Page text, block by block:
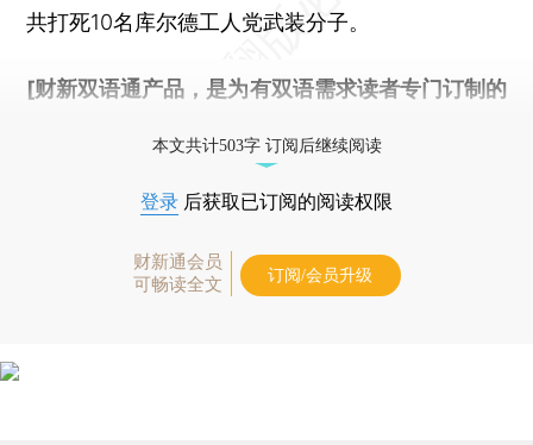
共打死10名库尔德工人党武装分子。
[财新双语通产品，是为有双语需求读者专门订制的
本文共计503字 订阅后继续阅读
登录 后获取已订阅的阅读权限
财新通会员
可畅读全文
订阅/会员升级